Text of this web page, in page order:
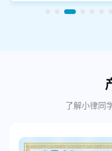
了解小律同